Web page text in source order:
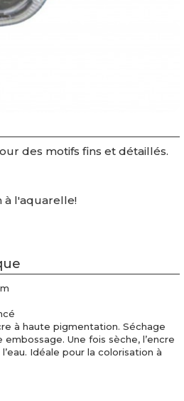
des motifs fins et détaillés.
à l'aquarelle!
à haute pigmentation. Séchage
Une fois sèche, l’encre
Idéale pour la colorisation à